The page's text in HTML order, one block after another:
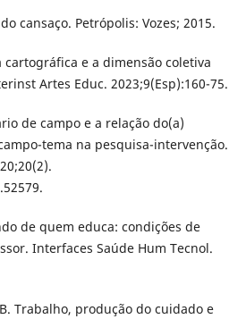
cansaço. Petrópolis: Vozes; 2015.
cartográfica e a dimensão coletiva
Artes Educ. 2023;9(Esp):160-75.
de campo e a relação do(a)
tema na pesquisa-intervenção.
de quem educa: condições de
Interfaces Saúde Hum Tecnol.
Trabalho, produção do cuidado e